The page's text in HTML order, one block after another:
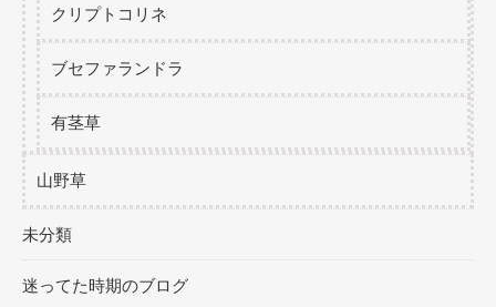
クリプトコリネ
ブセファランドラ
有茎草
山野草
未分類
迷ってた時期のブログ